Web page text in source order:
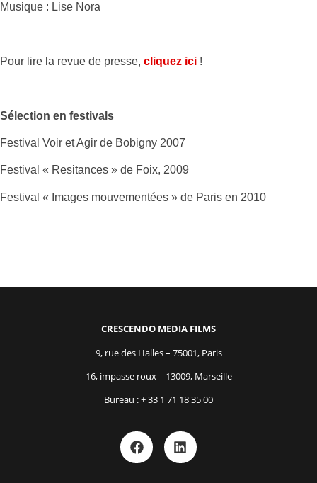
Musique : Lise Nora
Pour lire la revue de presse, cliquez ici !
Sélection en festivals
Festival Voir et Agir de Bobigny 2007
Festival « Resitances » de Foix, 2009
Festival « Images mouvementées » de Paris en 2010
CRESCENDO MEDIA FILMS
9, rue des Halles – 75001, Paris
16, impasse roux – 13009, Marseille
Bureau : + 33 1 71 18 35 00